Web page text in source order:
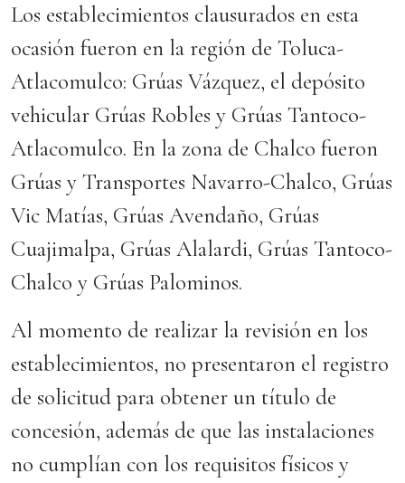
Los establecimientos clausurados en esta
ocasión fueron en la región de Toluca-
Atlacomulco: Grúas Vázquez, el depósito
vehicular Grúas Robles y Grúas Tantoco-
Atlacomulco. En la zona de Chalco fueron
Grúas y Transportes Navarro-Chalco, Grúas
Vic Matías, Grúas Avendaño, Grúas
Cuajimalpa, Grúas Alalardi, Grúas Tantoco-
Chalco y Grúas Palominos.
Al momento de realizar la revisión en los
establecimientos, no presentaron el registro
de solicitud para obtener un título de
concesión, además de que las instalaciones
no cumplían con los requisitos físicos y